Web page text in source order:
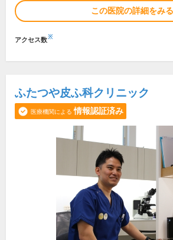
この医院の詳細をみる
アクセス数※
ふたつや皮ふ科クリニック
医療機関による 情報認証済み